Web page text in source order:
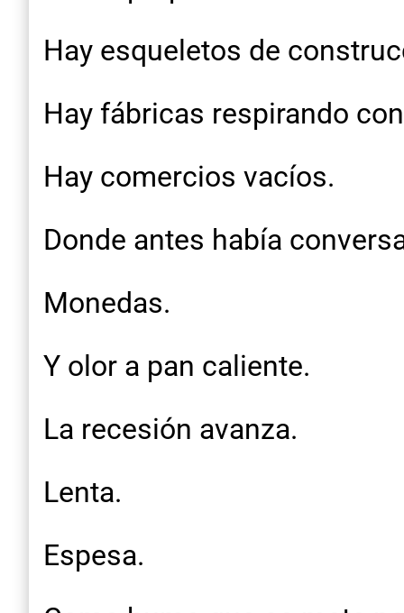
Hay esqueletos de
Hay fábricas respirando
Hay comercios vacíos.
Donde antes había
Monedas.
Y olor a pan caliente.
La recesión avanza.
Lenta.
Espesa.